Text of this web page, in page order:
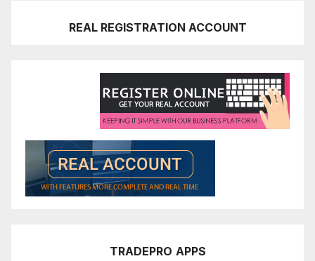
REAL REGISTRATION ACCOUNT
TRADEPRO APPS